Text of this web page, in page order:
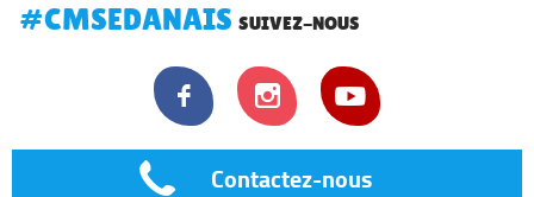
#CMSEDANAIS SUIVEZ-NOUS
  
 Contactez-nous